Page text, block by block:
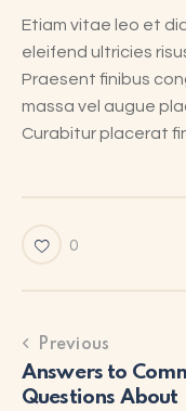
Etiam vitae leo et
eleifend ultricies
Praesent finibus
massa vel augue
Curabitur placerat
0
Previous
Answers to
Questions About